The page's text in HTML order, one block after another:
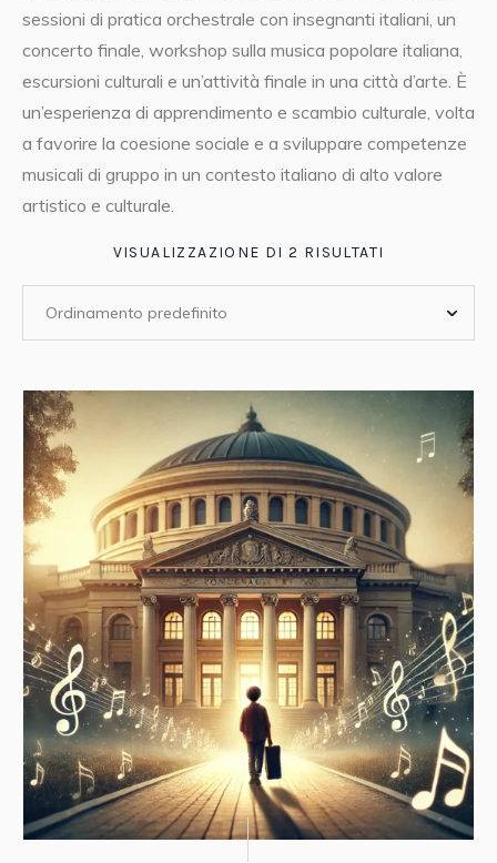
sessioni di pratica orchestrale con insegnanti italiani, un
concerto finale, workshop sulla musica popolare italiana,
escursioni culturali e un’attività finale in una città d’arte. È
un’esperienza di apprendimento e scambio culturale, volta
a favorire la coesione sociale e a sviluppare competenze
musicali di gruppo in un contesto italiano di alto valore
artistico e culturale.
VISUALIZZAZIONE DI 2 RISULTATI